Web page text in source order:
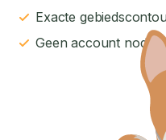
Exacte
Geen account nodig